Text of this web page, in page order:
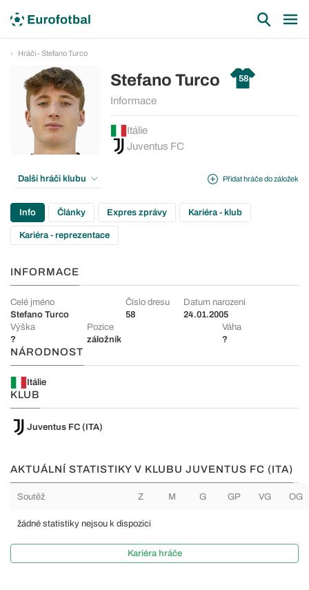
Hráči - Stefano Turco
Stefano Turco 58
Informace
Itálie
Juventus FC
Přidat hráče do záložek
Další hráči klubu
Info Články Expres zprávy Kariéra - klub
Kariéra - reprezentace
INFORMACE
Celé jméno
Stefano Turco
Číslo dresu
58
Datum narození
24.01.2005
Výška
?
Pozice
záložník
Váha
?
NÁRODNOST
Itálie
KLUB
Juventus FC (ITA)
AKTUÁLNÍ STATISTIKY V KLUBU JUVENTUS FC (ITA)
Soutěž Z M G GP VG OG
žádné statistiky nejsou k dispozici
Kariéra hráče